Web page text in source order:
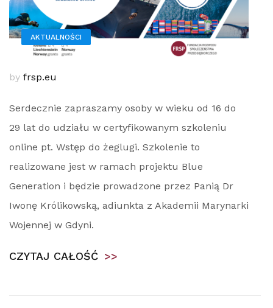
AKTUALNOŚCI
by frsp.eu
Serdecznie zapraszamy osoby w wieku od 16 do
29 lat do udziału w certyfikowanym szkoleniu
online pt. Wstęp do żeglugi. Szkolenie to
realizowane jest w ramach projektu Blue
Generation i będzie prowadzone przez Panią Dr
Iwonę Królikowską, adiunkta z Akademii Marynarki
Wojennej w Gdyni.
CZYTAJ CAŁOŚĆ >>